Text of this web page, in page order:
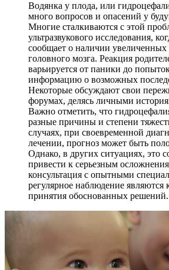
Водянка у плода, или
много вопросов и опасений у
Многие сталкиваются с этой
ультразвукового исследования,
сообщает о наличии увеличенных
головного мозга. Реакция
варьируется от паники до
информацию о возможных
Некоторые обсуждают свои
форумах, делясь личными
Важно отметить, что
разные причины и степени
случаях, при своевременной
лечении, прогноз может быть
Однако, в других ситуациях, это
привести к серьезным
консультация с опытными
регулярное наблюдение
принятия обоснованных решений.